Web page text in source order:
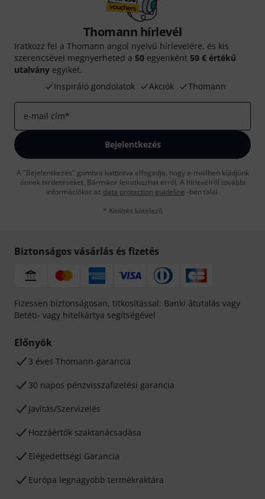
Thomann hírlevél
Iratkozz fel a Thomann angol nyelvű hírlevelére, és kis
szerencsével megnyerheted a 50 egyenként 50 € értékű
utalvány egyikét.
Inspiráló gondolatok
Akciók Thomann
e-mail cím*
Bejelentkezés
A "Bejelentkezés" gombra kattintva elfogadja, hogy e-mailben küldjünk
önnek hirdetéseket. Bármikor leiratkozhat erről. A hírlevélről további
információkat az data protection guideline -ben talál.
* Kitöltés kötelező
Biztonságos vásárlás és fizetés
Fizessen biztonságosan, titkosítással: Banki átutalás vagy
Betéti- vagy hitelkártya segítségével
Előnyök
3 éves Thomann-garancia
30 napos pénzvisszafizetési garancia
Javítás/Szervizelés
Hozzáértők szaktanácsadása
Elégedettségi Garancia
Európa legnagyobb termékraktára